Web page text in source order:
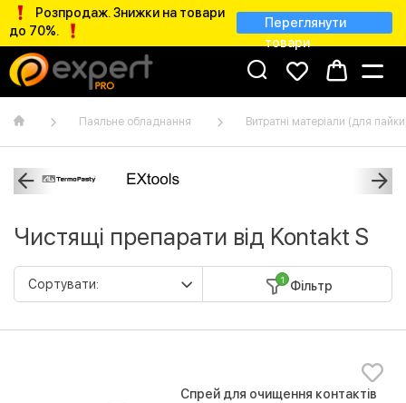
Розпродаж. Знижки на товари
до 70%.
Переглянути
товари
Паяльне обладнання Витратні матеріали (для
Чистящі препарати від Kontakt S
1 Фільтр
Спрей для очищення контактів